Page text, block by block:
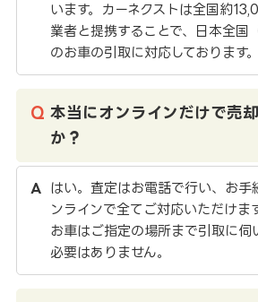
います。カーネクストは全国約
業者と提携することで、日本全国
のお車の引取に対応しております。
本当にオンラインだけで売
か？
はい。査定はお電話で行い、お手
ンラインで全てご対応いただけます
お車はご指定の場所まで引取に伺
必要はありません。